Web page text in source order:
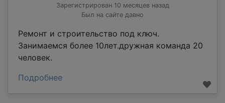
Зарегистрирован 10 месяцев назад
Был на сайте давно
Ремонт и строительство под ключ.
Занимаемся более 10лет.дружная команда 20
человек.
Подробнее